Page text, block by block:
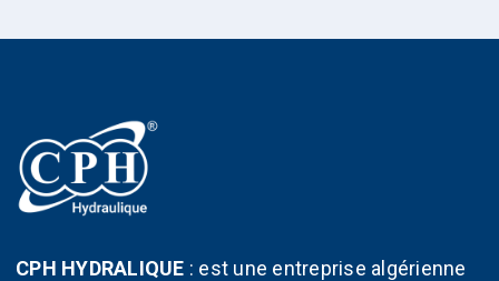
CPH HYDRALIQUE : est une entreprise algérienne